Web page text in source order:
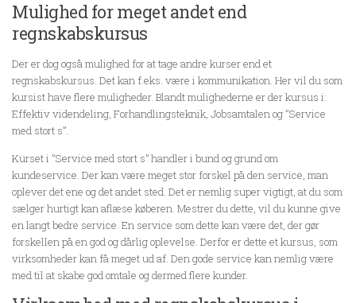
Mulighed for meget andet end
regnskabskursus
Der er dog også mulighed for at tage andre kurser end et
regnskabskursus. Det kan f.eks. være i kommunikation. Her vil du som
kursist have flere muligheder. Blandt mulighederne er der kursus i:
Effektiv videndeling, Forhandlingsteknik, Jobsamtalen og ”Service
med stort s”.
Kurset i ”Service med stort s” handler i bund og grund om
kundeservice. Der kan være meget stor forskel på den service, man
oplever det ene og det andet sted. Det er nemlig super vigtigt, at du som
sælger hurtigt kan aflæse køberen. Mestrer du dette, vil du kunne give
en langt bedre service. En service som dette kan være det, der gør
forskellen på en god og dårlig oplevelse. Derfor er dette et kursus, som
virksomheder kan få meget ud af. Den gode service kan nemlig være
med til at skabe god omtale og dermed flere kunder.